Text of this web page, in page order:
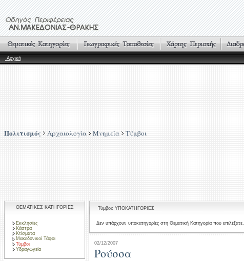
Αρχική
Πολιτισμός Αρχαιολογία Μνημεία Τύμβοι
ΘΕΜΑΤΙΚΕΣ ΚΑΤΗΓΟΡΙΕΣ
Εκκλησίες
Κάστρα
Κτίσματα
Μακεδονικοί Τάφοι
Τύμβοι
Υδραγωγεία
Τύμβοι: ΥΠΟΚΑΤΗΓΟΡΙΕΣ
Δεν υπάρχουν υποκατηγορίες στη Θεματική Κατηγορία που επιλέξατε.
02/12/2007
Ρούσσα